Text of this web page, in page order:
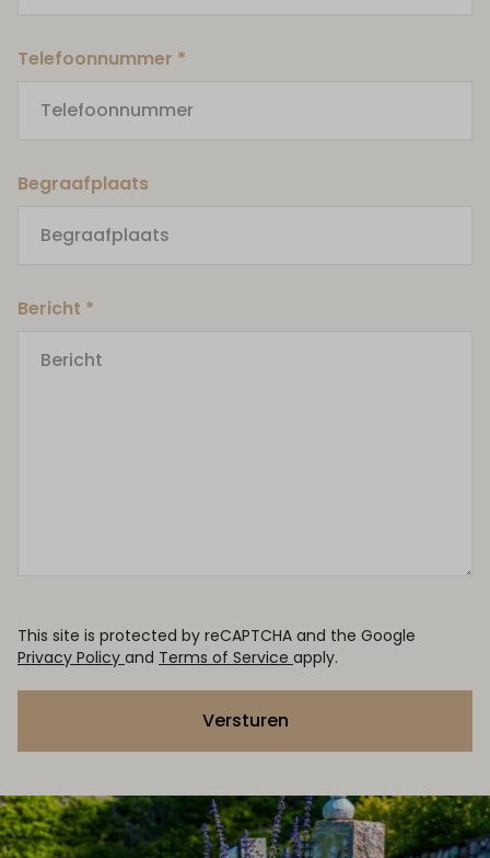
Telefoonnummer *
Begraafplaats
Bericht *
This site is protected by reCAPTCHA and the Google
Privacy Policy and Terms of Service apply.
Versturen